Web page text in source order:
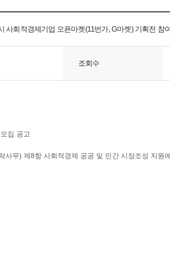
사회적경제기업 오픈마켓(11번가, G마켓) 기획전 참
조회수
집 공고
사무) 제8항 사회적경제 공공 및 민간 시장조성 지원